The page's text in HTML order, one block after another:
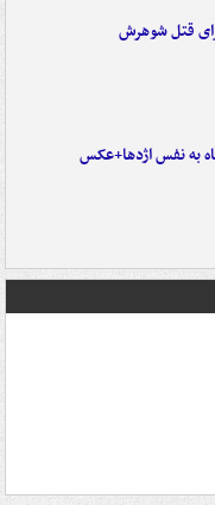
قتل شوهرش
به نفس اژدها+عکس